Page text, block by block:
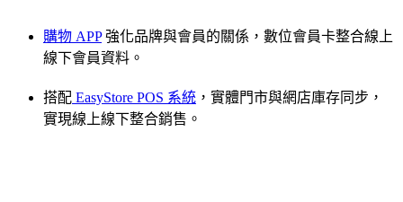
購物 APP強化品牌與會員的關係，數位會員卡整合線上
線下會員資料。
搭配 EasyStore POS 系統 ，實體門市與網店庫存同步，
實現線上線下整合銷售。